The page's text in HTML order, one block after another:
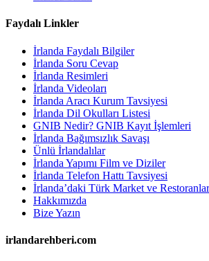
Faydalı Linkler
İrlanda Faydalı Bilgiler
İrlanda Soru Cevap
İrlanda Resimleri
İrlanda Videoları
İrlanda Aracı Kurum Tavsiyesi
İrlanda Dil Okulları Listesi
GNIB Nedir? GNIB Kayıt İşlemleri
İrlanda Bağımsızlık Savaşı
Ünlü İrlandalılar
İrlanda Yapımı Film ve Diziler
İrlanda Telefon Hattı Tavsiyesi
İrlanda’daki Türk Market ve Restoranlar
Hakkımızda
Bize Yazın
irlandarehberi.com